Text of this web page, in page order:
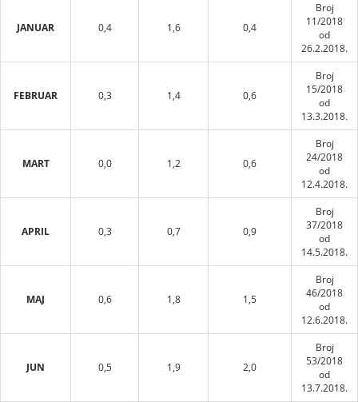
JANUAR 0,4 1,6 0,4
Broj
11/2018
od
26.2.2018.
FEBRUAR 0,3 1,4 0,6
Broj
15/2018
od
13.3.2018.
MART 0,0 1,2 0,6
Broj
24/2018
od
12.4.2018.
APRIL 0,3 0,7 0,9
Broj
37/2018
od
14.5.2018.
MAJ 0,6 1,8 1,5
Broj
46/2018
od
12.6.2018.
JUN 0,5 1,9 2,0
Broj
53/2018
od
13.7.2018.